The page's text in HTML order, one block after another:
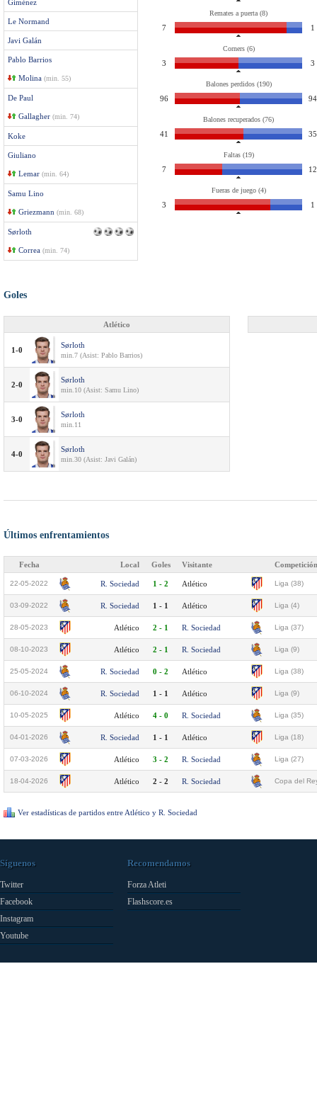
Giménez
Le Normand
Javi Galán
Pablo Barrios
Molina (min. 55)
De Paul
Gallagher (min. 74)
Koke
Giuliano
Lemar (min. 64)
Samu Lino
Griezmann (min. 68)
Sørloth
Correa (min. 74)
Remates a puerta (8)
7 1
Corners (6)
3 3
Balones perdidos (190)
96 94
Balones recuperados (76)
41 35
Faltas (19)
7 12
Fueras de juego (4)
3 1
Goles
Atlético
1-0
Sørloth
min.7 (Asist: Pablo Barrios)
2-0
Sørloth
min.10 (Asist: Samu Lino)
3-0
Sørloth
min.11
4-0
Sørloth
min.30 (Asist: Javi Galán)
Últimos enfrentamientos
Fecha Local Goles Visitante Competición
22-05-2022 R. Sociedad 1 - 2 Atlético Liga (38)
03-09-2022 R. Sociedad 1 - 1 Atlético Liga (4)
28-05-2023 Atlético 2 - 1 R. Sociedad Liga (37)
08-10-2023 Atlético 2 - 1 R. Sociedad Liga (9)
25-05-2024 R. Sociedad 0 - 2 Atlético Liga (38)
06-10-2024 R. Sociedad 1 - 1 Atlético Liga (9)
10-05-2025 Atlético 4 - 0 R. Sociedad Liga (35)
04-01-2026 R. Sociedad 1 - 1 Atlético Liga (18)
07-03-2026 Atlético 3 - 2 R. Sociedad Liga (27)
18-04-2026 Atlético 2 - 2 R. Sociedad Copa del
Ver estadísticas de partidos entre Atlético y R. Sociedad
Síguenos
Twitter
Facebook
Instagram
Youtube
Recomendamos
Forza Atleti
Flashscore.es